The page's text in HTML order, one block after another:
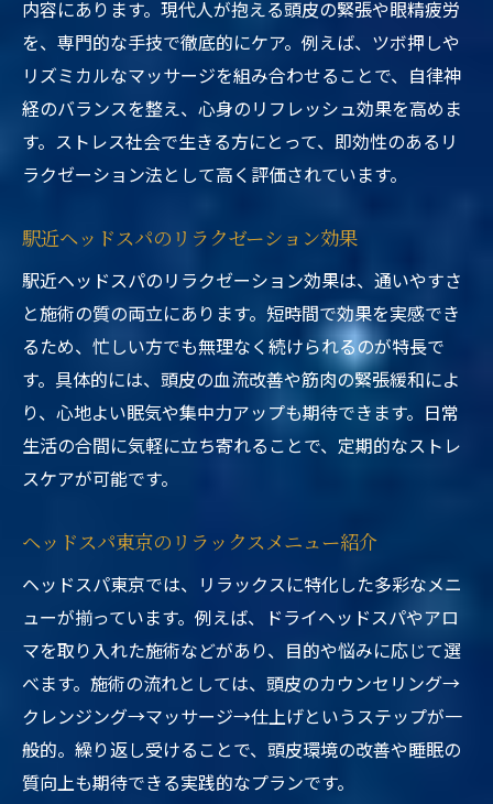
内容にあります。現代人が抱える頭皮の緊張や眼精疲労
を、専門的な手技で徹底的にケア。例えば、ツボ押しや
リズミカルなマッサージを組み合わせることで、自律神
経のバランスを整え、心身のリフレッシュ効果を高めま
す。ストレス社会で生きる方にとって、即効性のあるリ
ラクゼーション法として高く評価されています。
駅近ヘッドスパのリラクゼーション効果
駅近ヘッドスパのリラクゼーション効果は、通いやすさ
と施術の質の両立にあります。短時間で効果を実感でき
るため、忙しい方でも無理なく続けられるのが特長で
す。具体的には、頭皮の血流改善や筋肉の緊張緩和によ
り、心地よい眠気や集中力アップも期待できます。日常
生活の合間に気軽に立ち寄れることで、定期的なストレ
スケアが可能です。
ヘッドスパ東京のリラックスメニュー紹介
ヘッドスパ東京では、リラックスに特化した多彩なメニ
ューが揃っています。例えば、ドライヘッドスパやアロ
マを取り入れた施術などがあり、目的や悩みに応じて選
べます。施術の流れとしては、頭皮のカウンセリング→
クレンジング→マッサージ→仕上げというステップが一
般的。繰り返し受けることで、頭皮環境の改善や睡眠の
質向上も期待できる実践的なプランです。